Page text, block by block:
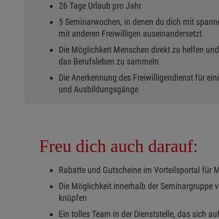
26 Tage Urlaub pro Jahr
5 Seminarwochen, in denen du dich mit
mit anderen Freiwilligen auseinandersetzt
Die Möglichkeit Menschen direkt zu helfen
das Berufsleben zu sammeln
Die Anerkennung des Freiwilligendienst für
und Ausbildungsgänge
Freu dich auch darauf:
Rabatte und Gutscheine im Vorteilsportal für
Die Möglichkeit innerhalb der Seminargruppe
knüpfen
Ein tolles Team in der Dienststelle, das sich